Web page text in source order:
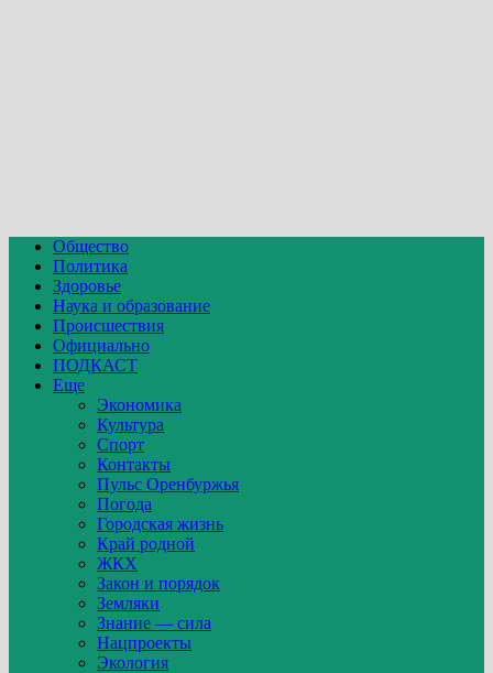
Общество
Политика
Здоровье
Наука и образование
Происшествия
Официально
ПОДКАСТ
Еще
Экономика
Культура
Спорт
Контакты
Пульс Оренбуржья
Погода
Городская жизнь
Край родной
ЖКХ
Закон и порядок
Земляки
Знание — сила
Нацпроекты
Экология